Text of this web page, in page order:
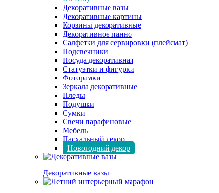
Декоративные вазы
Декоративные картины
Корзины декоративные
Декоративное панно
Салфетки для сервировки (плейсмат)
Подсвечники
Посуда декоративная
Статуэтки и фигурки
Фоторамки
Зеркала декоративные
Пледы
Подушки
Сумки
Свечи парафиновые
Мебель
Пасхальный декор
Новогодний декор
Декоративные вазы